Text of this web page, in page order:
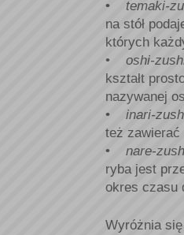
•
temaki-
na stół
których
• oshi-
kształt
nazywanej
•
inari-
też zawierać
•
nare-
ryba jest
okres czasu
Wyróżnia